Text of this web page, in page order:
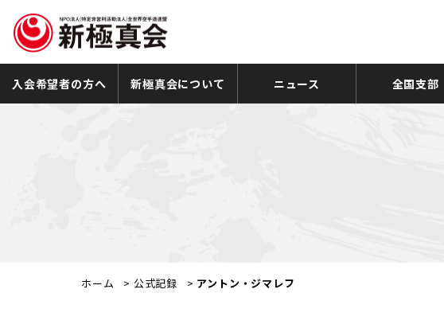
入会希望者の方へ 新極真会について ニュース 全国支部
ホーム > 公式記録 > アントン・ジマレフ